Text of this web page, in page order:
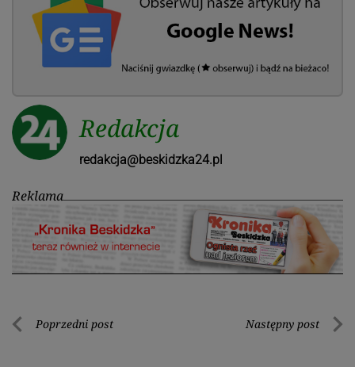
Redakcja
redakcja@beskidzka24.pl
Reklama
Nawigacja
Poprzedni post Następny post